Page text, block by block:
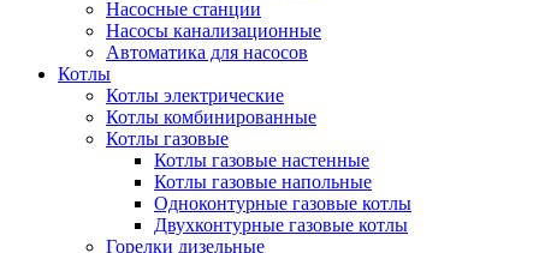
Насосные станции
Насосы канализационные
Автоматика для насосов
Котлы
Котлы электрические
Котлы комбинированные
Котлы газовые
Котлы газовые настенные
Котлы газовые напольные
Одноконтурные газовые котлы
Двухконтурные газовые котлы
Горелки дизельные